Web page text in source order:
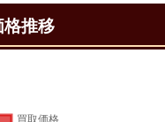
格推移